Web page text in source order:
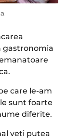
gastronomia
care le-am
sunt foarte
diferite.
veti putea